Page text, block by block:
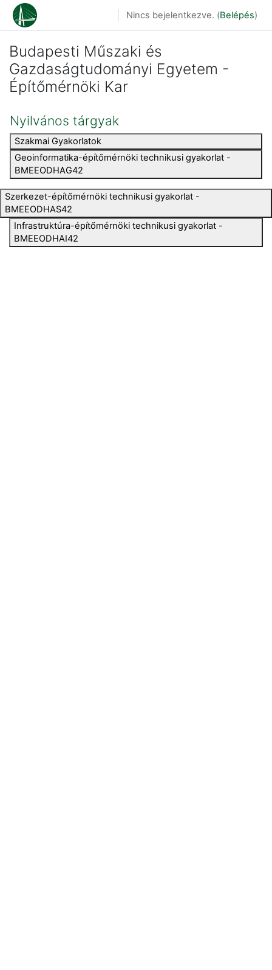
Tovább a fő tartalomhoz
Nincs bejelentkezve. (Belépés)
Budapesti Műszaki és
Gazdaságtudományi Egyetem -
Építőmérnöki Kar
Nyilvános tárgyak
Szakmai Gyakorlatok
Geoinformatika-építőmérnöki technikusi gyakorlat -
BMEEODHAG42
Szerkezet-építőmérnöki technikusi gyakorlat -
BMEEODHAS42
Infrastruktúra-építőmérnöki technikusi gyakorlat -
BMEEODHAI42